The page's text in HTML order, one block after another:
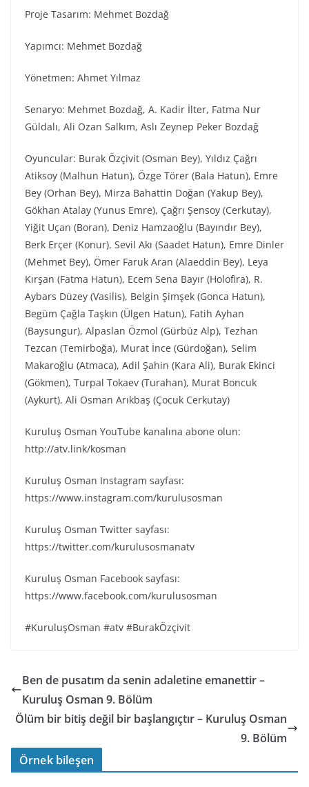
Proje Tasarım: Mehmet Bozdağ
Yapımcı: Mehmet Bozdağ
Yönetmen: Ahmet Yılmaz
Senaryo: Mehmet Bozdağ, A. Kadir İlter, Fatma Nur
Güldalı, Ali Ozan Salkım, Aslı Zeynep Peker Bozdağ
Oyuncular: Burak Özçivit (Osman Bey), Yıldız Çağrı
Atiksoy (Malhun Hatun), Özge Törer (Bala Hatun), Emre
Bey (Orhan Bey), Mirza Bahattin Doğan (Yakup Bey),
Gökhan Atalay (Yunus Emre), Çağrı Şensoy (Cerkutay),
Yiğit Uçan (Boran), Deniz Hamzaoğlu (Bayındır Bey),
Berk Erçer (Konur), Sevil Akı (Saadet Hatun), Emre Dinler
(Mehmet Bey), Ömer Faruk Aran (Alaeddin Bey), Leya
Kırşan (Fatma Hatun), Ecem Sena Bayır (Holofira), R.
Aybars Düzey (Vasilis), Belgin Şimşek (Gonca Hatun),
Begüm Çağla Taşkın (Ülgen Hatun), Fatih Ayhan
(Baysungur), Alpaslan Özmol (Gürbüz Alp), Tezhan
Tezcan (Temirboğa), Murat İnce (Gürdoğan), Selim
Makaroğlu (Atmaca), Adil Şahin (Kara Ali), Burak Ekinci
(Gökmen), Turpal Tokaev (Turahan), Murat Boncuk
(Aykurt), Ali Osman Arıkbaş (Çocuk Cerkutay)
Kuruluş Osman YouTube kanalına abone olun:
http://atv.link/kosman
Kuruluş Osman Instagram sayfası:
https://www.instagram.com/kurulusosman
Kuruluş Osman Twitter sayfası:
https://twitter.com/kurulusosmanatv
Kuruluş Osman Facebook sayfası:
https://www.facebook.com/kurulusosman
#KuruluşOsman #atv #BurakÖzçivit
Ben de pusatım da senin adaletine emanettir –
Kuruluş Osman 9. Bölüm
Ölüm bir bitiş değil bir başlangıçtır – Kuruluş Osman
9. Bölüm
Örnek bileşen